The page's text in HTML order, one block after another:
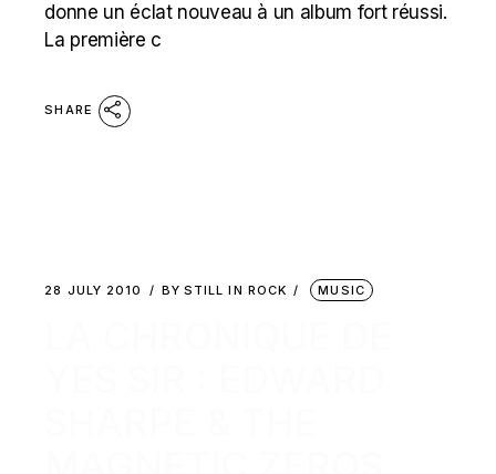
donne un éclat nouveau à un album fort réussi.
La première c
SHARE
28 JULY 2010 BY STILL IN ROCK MUSIC